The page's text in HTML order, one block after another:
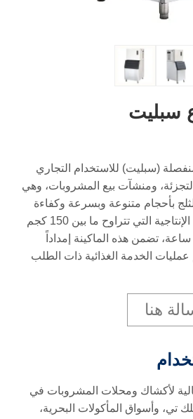
سبليت
(سبليت) للاستخدام التجاري
ومنشآت بيع المشروبات، وهي
بأحجام متنوعة وبسرعة وكفاءة
عاليتين. وبفضل قدرتها الإنتاجية التي تتراوح ما بين 150 كجم
إلى 300 كجم خلال 24 ساعة، تضمن هذه الماكينة إمداداً
الخدمة الغذائية ذات الطلب
هنا
لأكشاك ومحلات المشروبات في
تي، وأسواق المأكولات البحرية،